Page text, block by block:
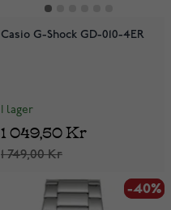
Casio G-Shock GD-010-4ER
I lager
1 749,00 Kr
1 049,50 Kr
-40%
-40%